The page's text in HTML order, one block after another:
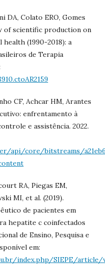
DA, Colato ERO, Gomes
of scientific production on
(1990-2018): a
de Terapia
CF, Achcar HM, Arantes
enfrentamento à
e assistência. 2022.
api/core/bitstreams/
RA, Piegas EM,
MI, et al. (2019).
de pacientes em
hepatite c coinfectados
de Ensino, Pesquisa e
em:
index.php/SIEPE/article/